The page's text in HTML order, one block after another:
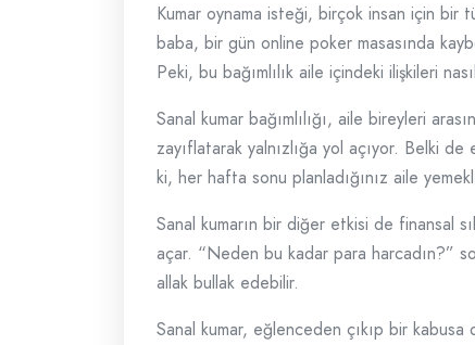
Kumar oynama isteği, birçok insan için bir
baba, bir gün online poker masasında
Peki, bu bağımlılık aile içindeki ilişkileri
Sanal kumar bağımlılığı, aile bireyleri
zayıflatarak yalnızlığa yol açıyor. Belki
ki, her hafta sonu planladığınız aile
Sanal kumarın bir diğer etkisi de finansal
açar. “Neden bu kadar para harcadın?”
allak bullak edebilir.
Sanal kumar, eğlenceden çıkıp bir